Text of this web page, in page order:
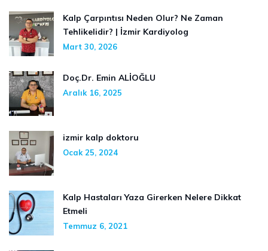
Kalp Çarpıntısı Neden Olur? Ne Zaman
Tehlikelidir? | İzmir Kardiyolog
Mart 30, 2026
Doç.Dr. Emin ALİOĞLU
Aralık 16, 2025
izmir kalp doktoru
Ocak 25, 2024
Kalp Hastaları Yaza Girerken Nelere Dikkat
Etmeli
Temmuz 6, 2021